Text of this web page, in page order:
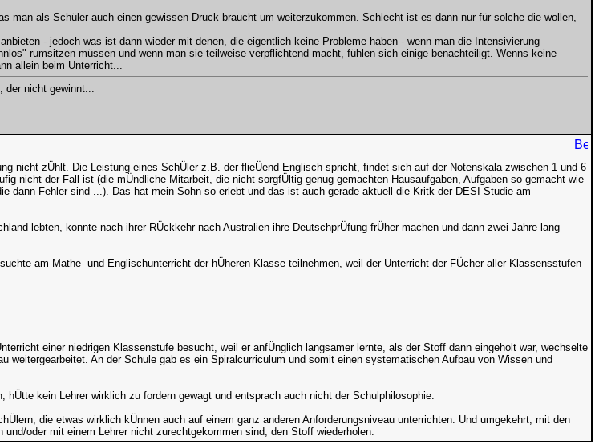
man als Schüler auch einen gewissen Druck braucht um weiterzukommen. Schlecht ist es dann nur für solche die wollen,
- jedoch was ist dann wieder mit denen, die eigentlich keine Probleme haben - wenn man die Intensivierung
rumsitzen müssen und wenn man sie teilweise verpflichtend macht, fühlen sich einige benachteiligt. Wenns keine
allein beim Unterricht...
nicht gewinnt...
nicht zÜhlt. Die Leistung eines SchÜler z.B. der flieÜend Englisch spricht, findet sich auf der Notenskala zwischen 1 und 6
nicht der Fall ist (die mÜndliche Mitarbeit, die nicht sorgfÜltig genug gemachten Hausaufgaben, Aufgaben so gemacht wie
dann Fehler sind ...). Das hat mein Sohn so erlebt und das ist auch gerade aktuell die Kritk der DESI Studie am
lebten, konnte nach ihrer RÜckkehr nach Australien ihre DeutschprÜfung frÜher machen und dann zwei Jahre lang
am Mathe- und Englischunterricht der hÜheren Klasse teilnehmen, weil der Unterricht der FÜcher aller Klassensstufen
einer niedrigen Klassenstufe besucht, weil er anfÜnglich langsamer lernte, als der Stoff dann eingeholt war, wechselte
weitergearbeitet. An der Schule gab es ein Spiralcurriculum und somit einen systematischen Aufbau von Wissen und
kein Lehrer wirklich zu fordern gewagt und entsprach auch nicht der Schulphilosophie.
die etwas wirklich kÜnnen auch auf einem ganz anderen Anforderungsniveau unterrichten. Und umgekehrt, mit den
oder mit einem Lehrer nicht zurechtgekommen sind, den Stoff wiederholen.